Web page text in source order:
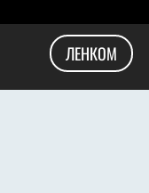
ЛЕНКОМ